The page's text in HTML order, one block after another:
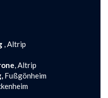
, Altrip
, Altrip
Fußgönheim